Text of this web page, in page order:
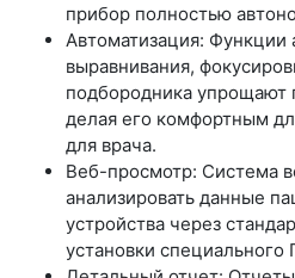
прибор полностью
Автоматизация: Функции
выравнивания,
подбородника упрощают
делая его комфортным
для врача.
Веб-просмотр: Система
анализировать данные
устройства через
установки специального